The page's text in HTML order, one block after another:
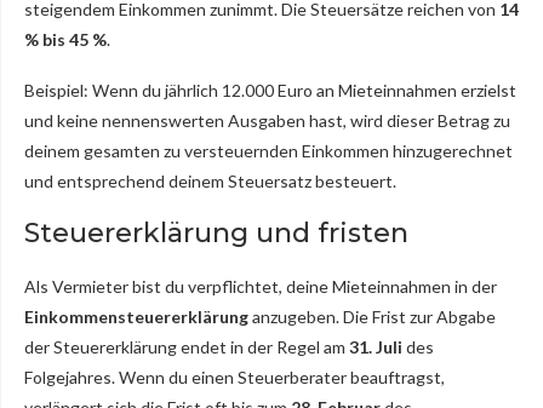
steigendem Einkommen zunimmt. Die Steuersätze reichen von 14
% bis 45 %.
Beispiel: Wenn du jährlich 12.000 Euro an Mieteinnahmen erzielst
und keine nennenswerten Ausgaben hast, wird dieser Betrag zu
deinem gesamten zu versteuernden Einkommen hinzugerechnet
und entsprechend deinem Steuersatz besteuert.
Steuererklärung und fristen
Als Vermieter bist du verpflichtet, deine Mieteinnahmen in der
Einkommensteuererklärunganzugeben. Die Frist zur Abgabe
der Steuererklärung endet in der Regel am 31. Juli des
Folgejahres. Wenn du einen Steuerberater beauftragst,